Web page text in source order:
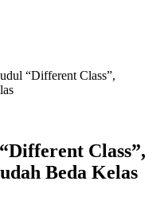
“Different Class”,
Class”,
Beda Kelas